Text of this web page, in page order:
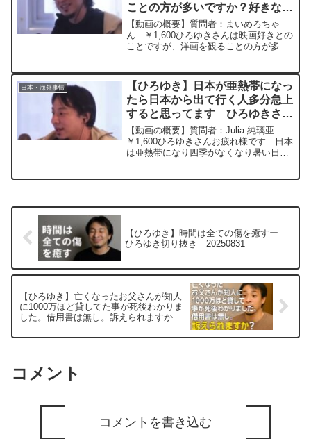
ことの方が多いですか？好きな監
督や邦画があったら教えて頂きた
いです！ー ひろゆき切り抜き
20240516
【動画の概要】質問者：まいめろちゃ
ん ￥1,600ひろゆきさんは映画好きとの
ことですが、洋画を観ることの方が多い
好きです。ひろゆきさんの好きな監督や
邦画があったら教えて...
日本・海外事情
【ひろゆき】日本が亜熱帯になっ
たら日本から出て行く人多分急上
すると思ってます ひろゆきさん
はどう考えますかー ひろゆき切
り抜き 20230728
【動画の概要】質問者：Julia 純璃亜
￥1,600ひろゆきさんお疲れ様です 日本
は亜熱帯になり四季がなくなり暑い日が
【ひろゆき】時間は全ての傷を癒すー
ひろゆき切り抜き 20250831
【ひろゆき】亡くなったお父さんが知人
に1000万ほど貸してた事が死後わかりま
した。借用書は無し。訴えられますか？
コメント
コメントを書き込む